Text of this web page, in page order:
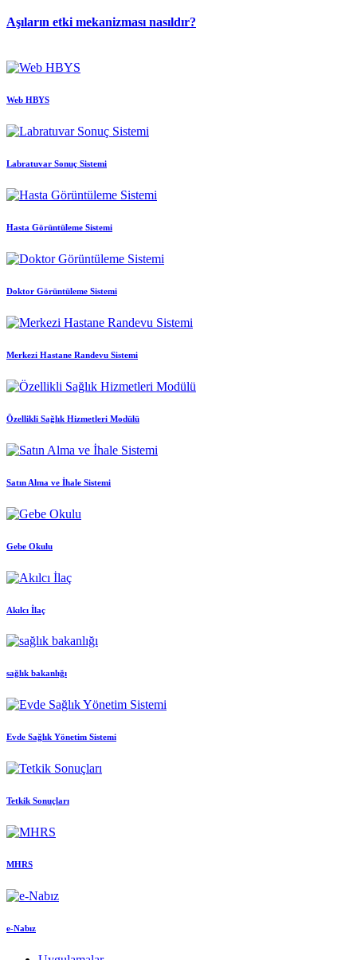
Aşıların etki mekanizması nasıldır?
Web HBYS
Labratuvar Sonuç Sistemi
Hasta Görüntüleme Sistemi
Doktor Görüntüleme Sistemi
Merkezi Hastane Randevu Sistemi
Özellikli Sağlık Hizmetleri Modülü
Satın Alma ve İhale Sistemi
Gebe Okulu
Akılcı İlaç
sağlık bakanlığı
Evde Sağlık Yönetim Sistemi
Tetkik Sonuçları
MHRS
e-Nabız